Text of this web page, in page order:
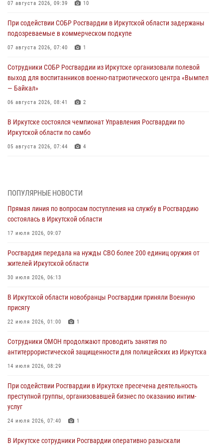
07 августа 2026, 09:39 10
При содействии СОБР Росгвардии в Иркутской области задержаны
подозреваемые в коммерческом подкупе
07 августа 2026, 07:40 1
Сотрудники СОБР Росгвардии из Иркутске организовали полевой
выход для воспитанников военно-патриотического центра «Вымпел
— Байкал»
06 августа 2026, 08:41 2
В Иркутске состоялся чемпионат Управления Росгвардии по
Иркутской области по самбо
05 августа 2026, 07:44 4
04 августа 2026, 07:14 3
Росгвардейцы потушили загоревшийся автомобиль в Иркутске
03 августа 2026, 04:55
Дню Воздушно-десантных войск в Иркутской области
03 августа 2026, 03:32
сердца к сердцу» (видео)
31 июля 2026, 04:37
пропавшую пожилую женщину в Иркутске
30 июля 2026, 07:37
ПОПУЛЯРНЫЕ НОВОСТИ
Прямая линия по вопросам поступления на службу в Росгвардию
состоялась в Иркутской области
17 июля 2026, 09:07
Росгвардия передала на нужды СВО более 200 единиц оружия от
жителей Иркутской области
30 июля 2026, 06:13
В Иркутской области новобранцы Росгвардии приняли Военную
присягу
22 июля 2026, 01:00 1
Сотрудники ОМОН продолжают проводить занятия по
антитеррористической защищенности для полицейских из Иркутска
14 июля 2026, 08:29
При содействии Росгвардии в Иркутске пресечена деятельность
преступной группы, организовавшей бизнес по оказанию интим-
услуг
24 июля 2026, 07:40 1
В Иркутске сотрудники Росгвардии оперативно разыскали